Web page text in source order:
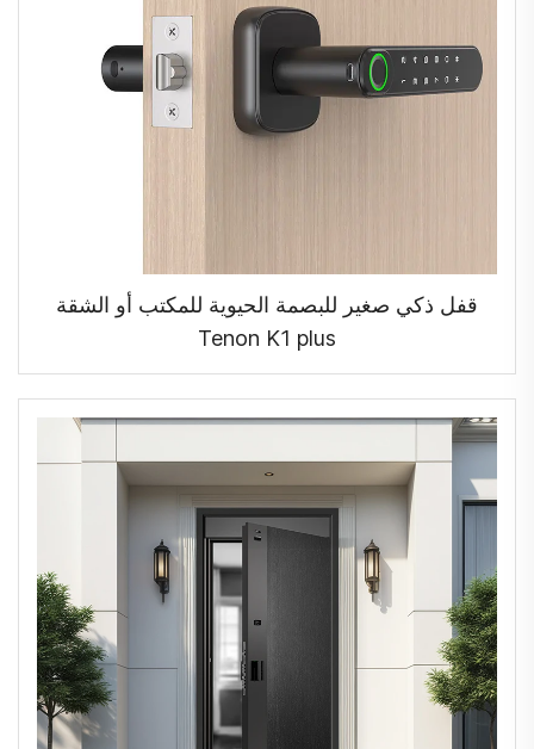
قفل ذكي صغير للبصمة الحيوية للمكتب أو الشقة
Tenon K1 plus